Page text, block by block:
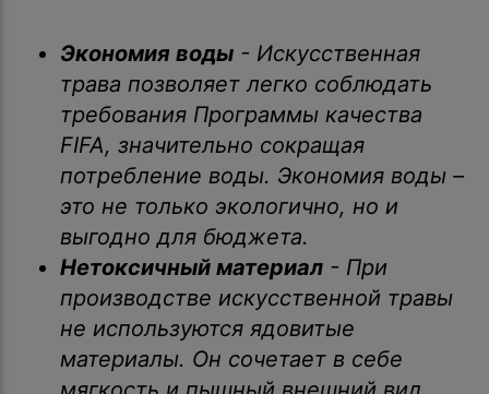
Экономия воды - Искусственная
трава позволяет легко соблюдать
требования Программы качества
FIFA, значительно сокращая
потребление воды. Экономия воды –
это не только экологично, но и
выгодно для бюджета.
Нетоксичный материал - При
производстве искусственной травы
не используются ядовитые
материалы. Он сочетает в себе